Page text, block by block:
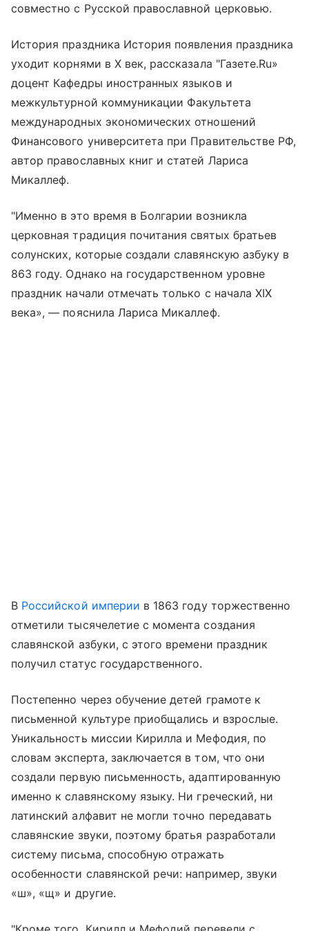
совместно с Русской православной церковью.
История праздника История появления праздника
уходит корнями в Х век, рассказала "Газете.Ru»
доцент Кафедры иностранных языков и
межкультурной коммуникации Факультета
международных экономических отношений
Финансового университета при Правительстве РФ,
автор православных книг и статей Лариса
Микаллеф.
"Именно в это время в Болгарии возникла
церковная традиция почитания святых братьев
солунских, которые создали славянскую азбуку в
863 году. Однако на государственном уровне
праздник начали отмечать только с начала ХIХ
века», — пояснила Лариса Микаллеф.
В Российской империи в 1863 году торжественно
отметили тысячелетие с момента создания
славянской азбуки, с этого времени праздник
получил статус государственного.
Постепенно через обучение детей грамоте к
письменной культуре приобщались и взрослые.
Уникальность миссии Кирилла и Мефодия, по
словам эксперта, заключается в том, что они
создали первую письменность, адаптированную
именно к славянскому языку. Ни греческий, ни
латинский алфавит не могли точно передавать
славянские звуки, поэтому братья разработали
систему письма, способную отражать
особенности славянской речи: например, звуки
«ш», «щ» и другие.